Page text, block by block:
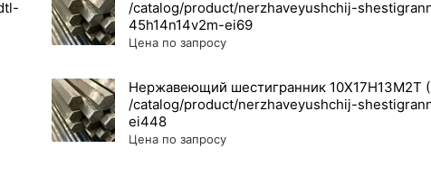
Цена по запросу
Нержавеющий шестигранник 10Х17Н13М2Т
Цена по запросу